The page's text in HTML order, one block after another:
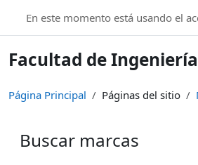
En este momento está usando el
Facultad de
Página Principal Páginas del sitio
Buscar marcas